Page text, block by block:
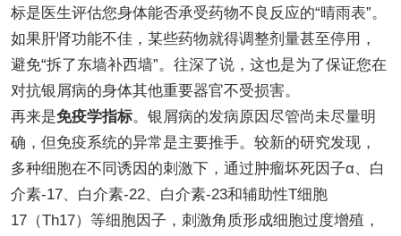
标是医生评估您身体能否承受药物不良反应的“晴雨表”。
如果肝肾功能不佳，某些药物就得调整剂量甚至停用，
避免“拆了东墙补西墙”。往深了说，这也是为了保证您在
对抗银屑病的身体其他重要器官不受损害。
再来是免疫学指标。银屑病的发病原因尽管尚未尽量明
确，但免疫系统的异常是主要推手。较新的研究发现，
多种细胞在不同诱因的刺激下，通过肿瘤坏死因子α、白
介素-17、白介素-22、白介素-23和辅助性T细胞
17（Th17）等细胞因子，刺激角质形成细胞过度增殖，